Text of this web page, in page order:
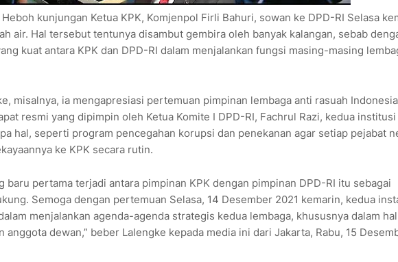
Heboh kunjungan Ketua KPK, Komjenpol Firli Bahuri, sowan ke DPD-RI Selasa
air. Hal tersebut tentunya disambut gembira oleh banyak kalangan, sebab
kuat antara KPK dan DPD-RI dalam menjalankan fungsi masing-masing
misalnya, ia mengapresiasi pertemuan pimpinan lembaga anti rasuah
resmi yang dipimpin oleh Ketua Komite I DPD-RI, Fachrul Razi, kedua
hal, seperti program pencegahan korupsi dan penekanan agar setiap pejabat
ke KPK secara rutin.
baru pertama terjadi antara pimpinan KPK dengan pimpinan DPD-RI itu sebagai
Semoga dengan pertemuan Selasa, 14 Desember 2021 kemarin, kedua
menjalankan agenda-agenda strategis kedua lembaga, khususnya dalam hal
dewan,” beber Lalengke kepada media ini dari Jakarta, Rabu, 15